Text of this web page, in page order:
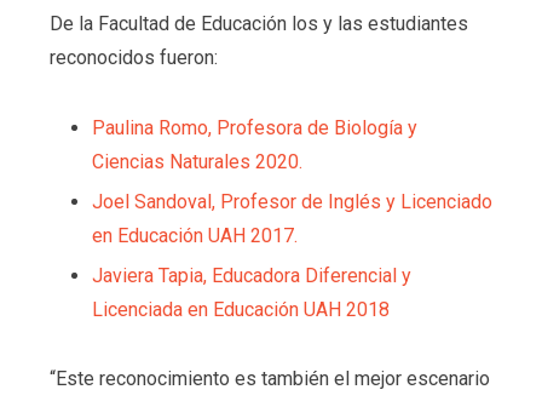
De la Facultad de Educación los y las estudiantes
reconocidos fueron:
Paulina Romo, Profesora de Biología y
Ciencias Naturales 2020.
Joel Sandoval, Profesor de Inglés y Licenciado
en Educación UAH 2017.
Javiera Tapia, Educadora Diferencial y
Licenciada en Educación UAH 2018
“Este reconocimiento es también el mejor escenario